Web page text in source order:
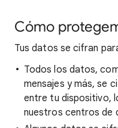
Cómo
Tus datos se cifran
Todos los datos,
mensajes y más, se
entre tu dispositivo,
nuestros centros de